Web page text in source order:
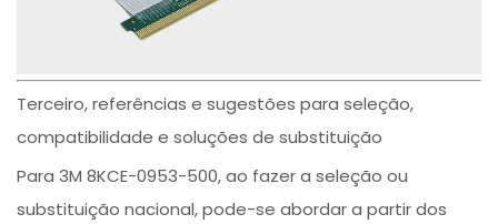
Terceiro, referências e sugestões para seleção,
compatibilidade e soluções de substituição
Para 3M 8KCE-0953-500, ao fazer a seleção ou
substituição nacional, pode-se abordar a partir dos